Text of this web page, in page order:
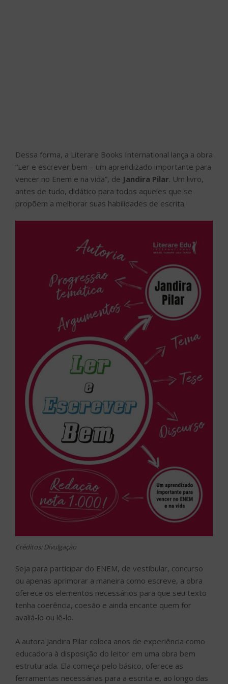
Dessa forma, a Literare Books International lança a obra
“Ler e escrever bem – um aprendizado importante para
vencer no Enem e na vida”, de Jandira Pilar. Um livro,
antes de tudo, didático para todos aqueles que se
propõem a melhorar suas habilidades de escrita.
Créditos: Divulgação
Seja para participar do ENEM, de vestibular, concurso
ou apenas aprimorar a maneira como escreve, a obra
oferece os elementos necessários para que seu texto
tenha coerência, coesão e ainda encante quem for
avaliá-lo ou lê-lo.
A autora Jandira Pilar coloca anos de experiência como
educadora à disposição do leitor em uma obra bem
estruturada. Ela começa pelo básico, oferece as
ferramentas necessárias para a escrita e, ao longo das